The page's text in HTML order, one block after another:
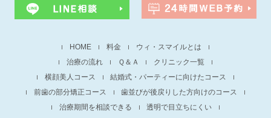
HOME 料金
ウィ・スマイルとは
治療の流れ
Ｑ＆Ａ
クリニック一覧
横顔美人コース
結婚式・パーティーに向けたコース
前歯の部分矯正コース
歯並びが後戻りした方向けのコース
治療期間を相談できる
透明で目立ちにくい